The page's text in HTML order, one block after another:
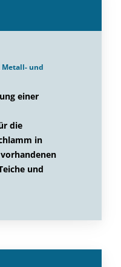
Metall- und
einer
die
in
und